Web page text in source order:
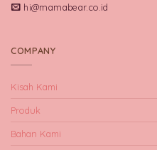
hi@mamabear.co.id
COMPANY
Kisah Kami
Produk
Bahan Kami